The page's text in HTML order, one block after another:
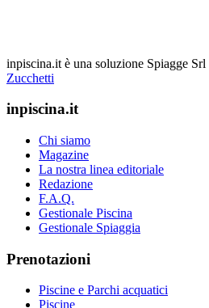
inpiscina.it è una soluzione Spiagge Srl
Zucchetti
inpiscina.it
Chi siamo
Magazine
La nostra linea editoriale
Redazione
F.A.Q.
Gestionale Piscina
Gestionale Spiaggia
Prenotazioni
Piscine e Parchi acquatici
Piscine